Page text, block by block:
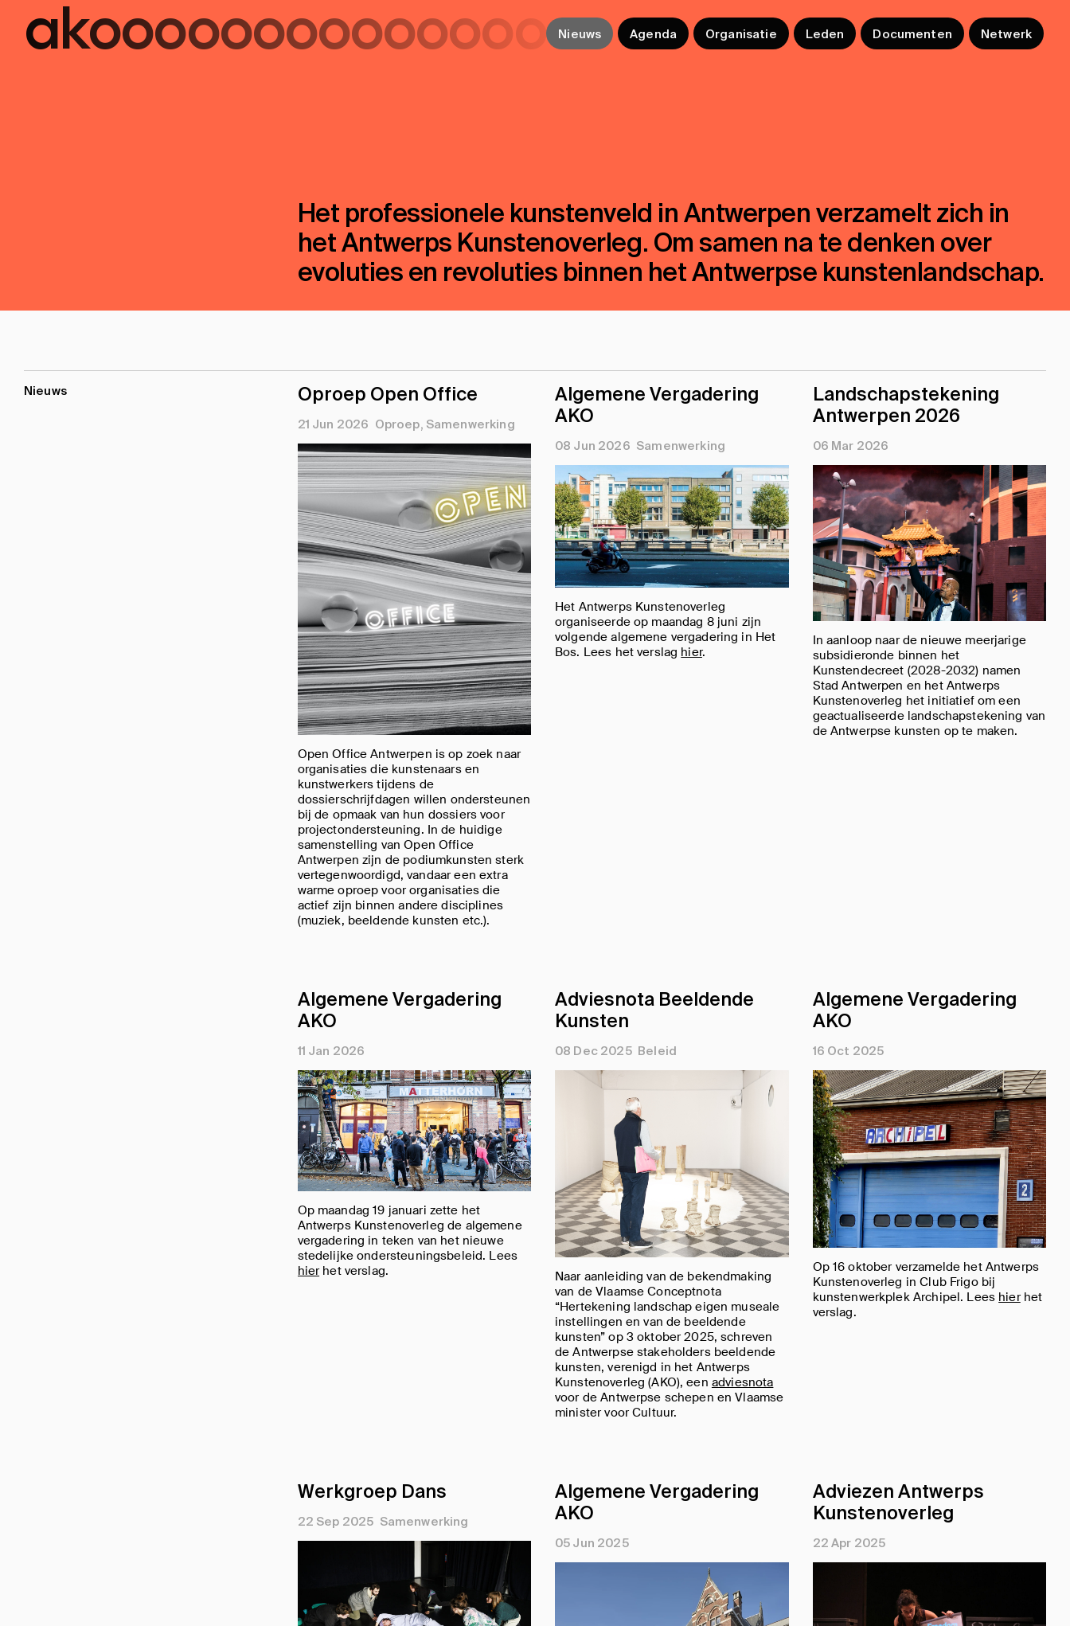
ako Nieuws Agenda Organisatie Leden Documenten Netwerk
Het professionele kunstenveld in Antwerpen verzamelt zich in
het Antwerps Kunstenoverleg. Om samen na te denken over
evoluties en revoluties binnen het Antwerpse kunstenlandschap.
Nieuws Oproep Open Office
21 Jun 2026 Oproep Samenwerking
Open Office Antwerpen is op zoek naar
organisaties die kunstenaars en
kunstwerkers tijdens de
dossierschrijfdagen willen ondersteunen
bij de opmaak van hun dossiers voor
projectondersteuning. In de huidige
samenstelling van Open Office
Antwerpen zijn de podiumkunsten sterk
vertegenwoordigd, vandaar een extra
warme oproep voor organisaties die
actief zijn binnen andere disciplines
(muziek, beeldende kunsten etc.).
Algemene Vergadering
AKO
08 Jun 2026 Samenwerking
Het Antwerps Kunstenoverleg
organiseerde op maandag 8 juni zijn
volgende algemene vergadering in Het
Bos. Lees het verslag hier.
Landschapstekening
Antwerpen 2026
06 Mar 2026
In aanloop naar de nieuwe meerjarige
subsidieronde binnen het
Kunstendecreet (2028-2032) namen
Stad Antwerpen en het Antwerps
Kunstenoverleg het initiatief om een
geactualiseerde landschapstekening van
de Antwerpse kunsten op te maken.
Algemene Vergadering
AKO
11 Jan 2026
Op maandag 19 januari zette het
Antwerps Kunstenoverleg de algemene
vergadering in teken van het nieuwe
stedelijke ondersteuningsbeleid. Lees
hierhet verslag.
Adviesnota Beeldende
Kunsten
08 Dec 2025 Beleid
Naar aanleiding van de bekendmaking
van de Vlaamse Conceptnota
“Hertekening landschap eigen museale
instellingen en van de beeldende
kunsten” op 3 oktober 2025, schreven
de Antwerpse stakeholders beeldende
kunsten, verenigd in het Antwerps
Kunstenoverleg (AKO), een adviesnota
voor de Antwerpse schepen en Vlaamse
minister voor Cultuur.
Algemene Vergadering
AKO
16 Oct 2025
Op 16 oktober verzamelde het Antwerps
Kunstenoverleg in Club Frigo bij
kunstenwerkplek Archipel. Lees hierhet
verslag.
Werkgroep Dans
22 Sep 2025 Samenwerking
Algemene Vergadering
AKO
05 Jun 2025
Adviezen Antwerps
Kunstenoverleg
22 Apr 2025